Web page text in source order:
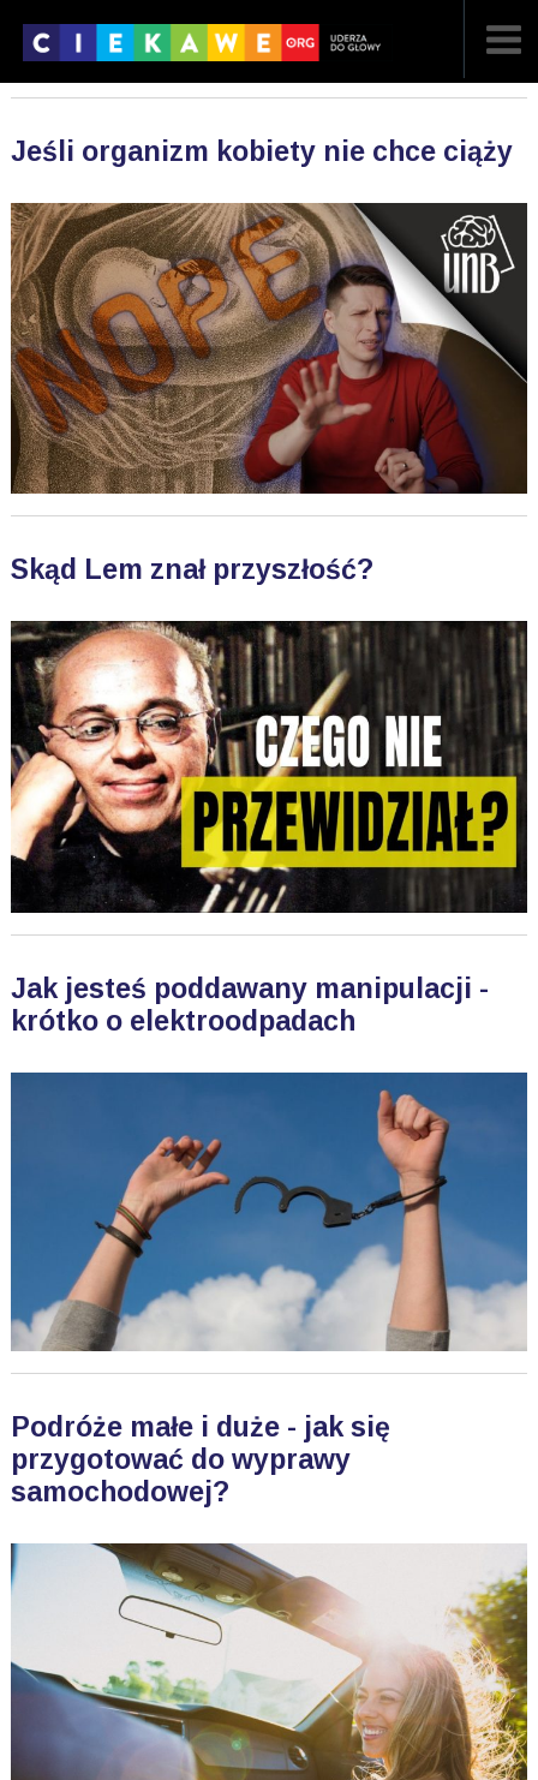
Jeśli organizm kobiety nie chce ciąży
Skąd Lem znał przyszłość?
Jak jesteś poddawany manipulacji -
krótko o elektroodpadach
Podróże małe i duże - jak się
przygotować do wyprawy
samochodowej?
POPULARNE
LOSOWE
A ARTYKUŁY
F FILMY
G GALERIA
REGULAMIN
KONTAKT